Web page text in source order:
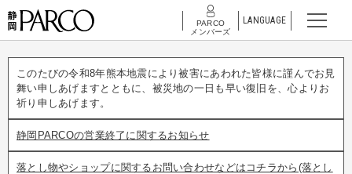
PARCO
メンバーズ
LANGUAGE
このたびの令和8年熊本地震により被害にあわれた皆様に謹んでお見
舞い申しあげますとともに、被災地の一日も早い復旧を、心よりお
祈り申しあげます。
静岡PARCOの営業終了に関するお知らせ
落とし物やショップに関するお問い合わせなどはコチラから(落とし